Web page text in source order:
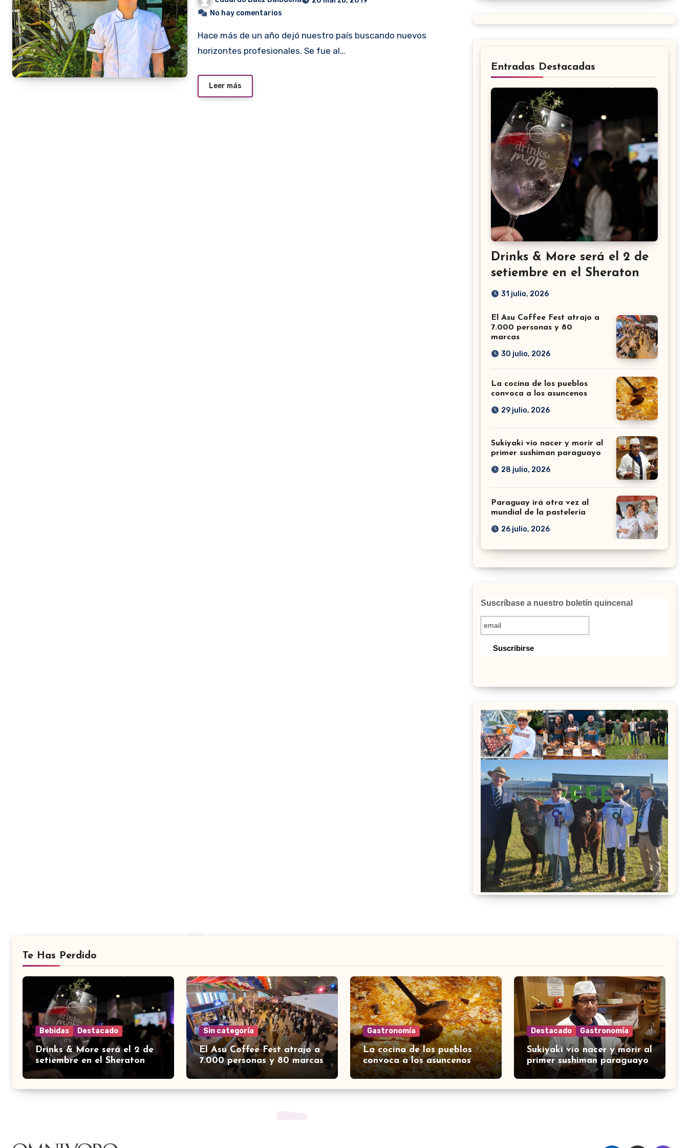
No hay comentarios
Hace más de un año dejó nuestro país buscando nuevos
horizontes profesionales. Se fue al…
Leer más
Entradas Destacadas
Drinks & More será el 2 de
setiembre en el Sheraton
31 julio, 2026
El Asu Coffee Fest atrajo a
7.000 personas y 80
marcas
30 julio, 2026
La cocina de los pueblos
convoca a los asuncenos
29 julio, 2026
Sukiyaki vio nacer y morir al
primer sushiman paraguayo
28 julio, 2026
Paraguay irá otra vez al
mundial de la pastelería
26 julio, 2026
Suscríbase a nuestro boletín quincenal
Te Has Perdido
Bebidas Destacado
Drinks & More será el 2 de
setiembre en el Sheraton
Sin categoría
El Asu Coffee Fest atrajo a
7.000 personas y 80 marcas
Gastronomía
La cocina de los pueblos
convoca a los asuncenos
Destacado Gastronomía
Sukiyaki vio nacer y morir al
primer sushiman paraguayo